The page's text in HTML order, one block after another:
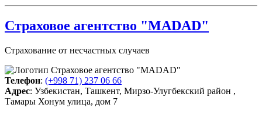
Страховое агентство "MADAD"
Страхование от несчастных случаев
Телефон: (+998 71) 237 06 66
Адрес: Узбекистан, Ташкент, Мирзо-Улугбекский район ,
Тамары Хонум улица, дом 7